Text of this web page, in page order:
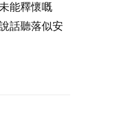
能釋懷嘅
話聽落似安